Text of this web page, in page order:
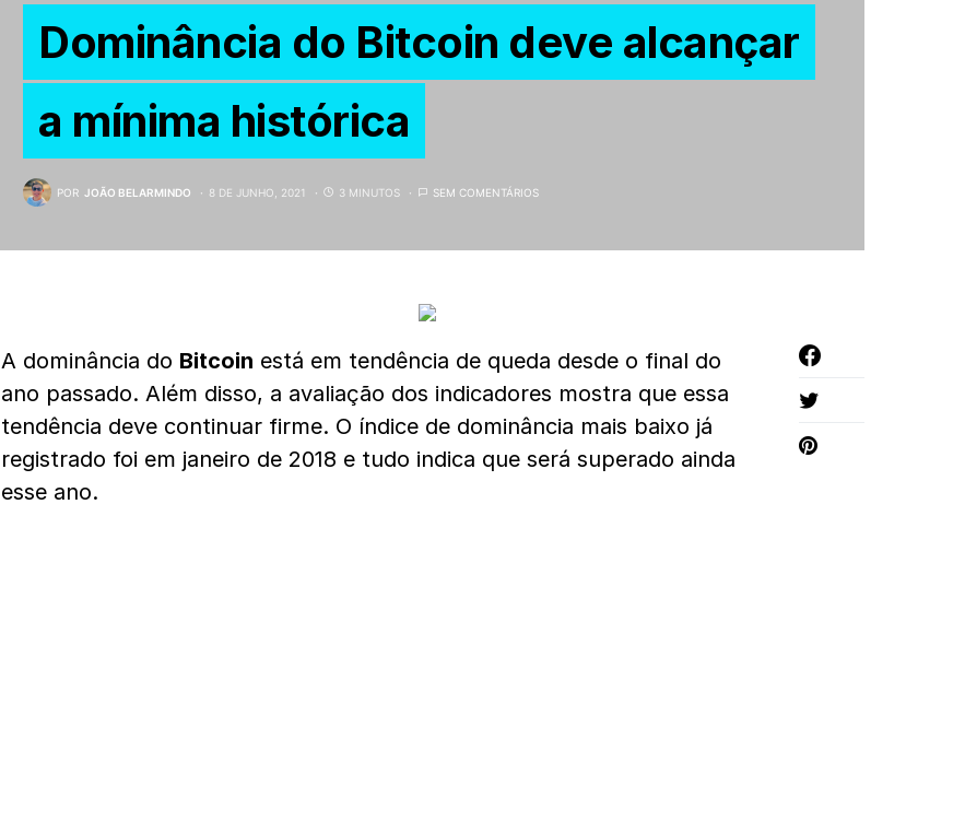
Dominância do Bitcoin deve alcançar
a mínima histórica
POR JOÃO BELARMINDO 8 DE JUNHO, 2021 3 MINUTOS SEM COMENTÁRIOS
A dominância do Bitcoin está em tendência de queda desde o final do
ano passado. Além disso, a avaliação dos indicadores mostra que essa
tendência deve continuar firme. O índice de dominância mais baixo já
registrado foi em janeiro de 2018 e tudo indica que será superado ainda
esse ano.